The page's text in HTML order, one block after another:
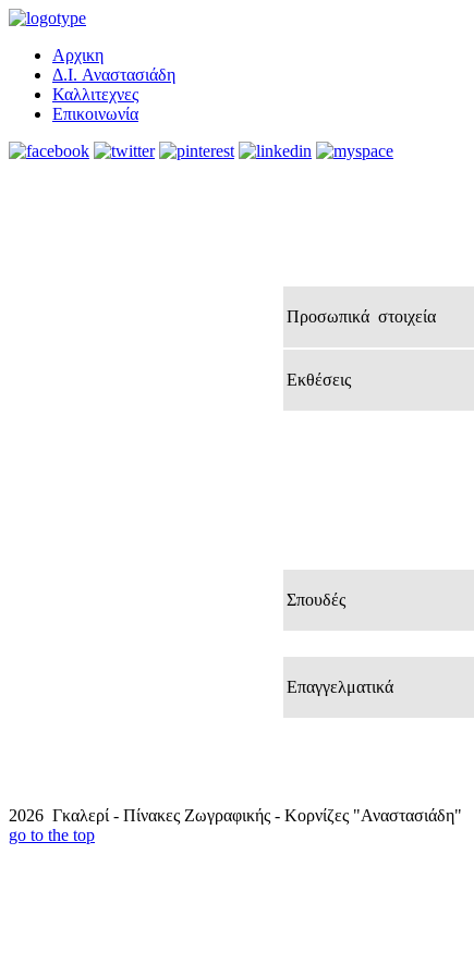
Αρχικη
Δ.I. Αναστασιάδη
Καλλιτεχνες
Επικοινωνία
Προσωπικά στοιχεία
Εκθέσεις
Σπουδές
Επαγγελματικά
2026 Γκαλερί - Πίνακες Ζωγραφικής - Κορνίζες "Αναστασιάδη"
go to the top